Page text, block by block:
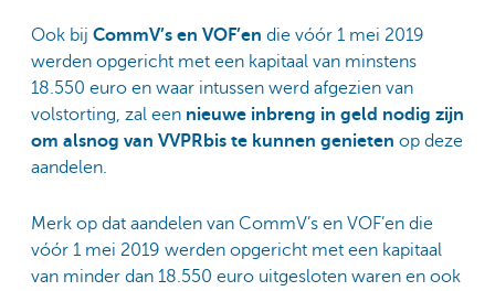
Ook bij CommV’s en VOF’en die vóór 1 mei 2019
werden opgericht met een kapitaal van minstens
18.550 euro en waar intussen werd afgezien van
volstorting, zal een nieuwe inbreng in geld nodig zijn
om alsnog van VVPRbis te kunnen genieten op deze
aandelen.
Merk op dat aandelen van CommV’s en VOF’en die
vóór 1 mei 2019 werden opgericht met een kapitaal
van minder dan 18.550 euro uitgesloten waren en ook